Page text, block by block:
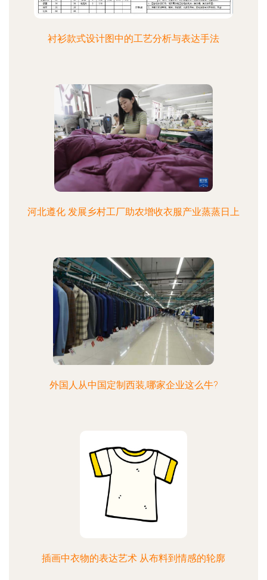
衬衫款式设计图中的工艺分析与表达手法
河北遵化 发展乡村工厂助农增收衣服产业蒸蒸日上
外国人从中国定制西装,哪家企业这么牛?
插画中衣物的表达艺术 从布料到情感的轮廓